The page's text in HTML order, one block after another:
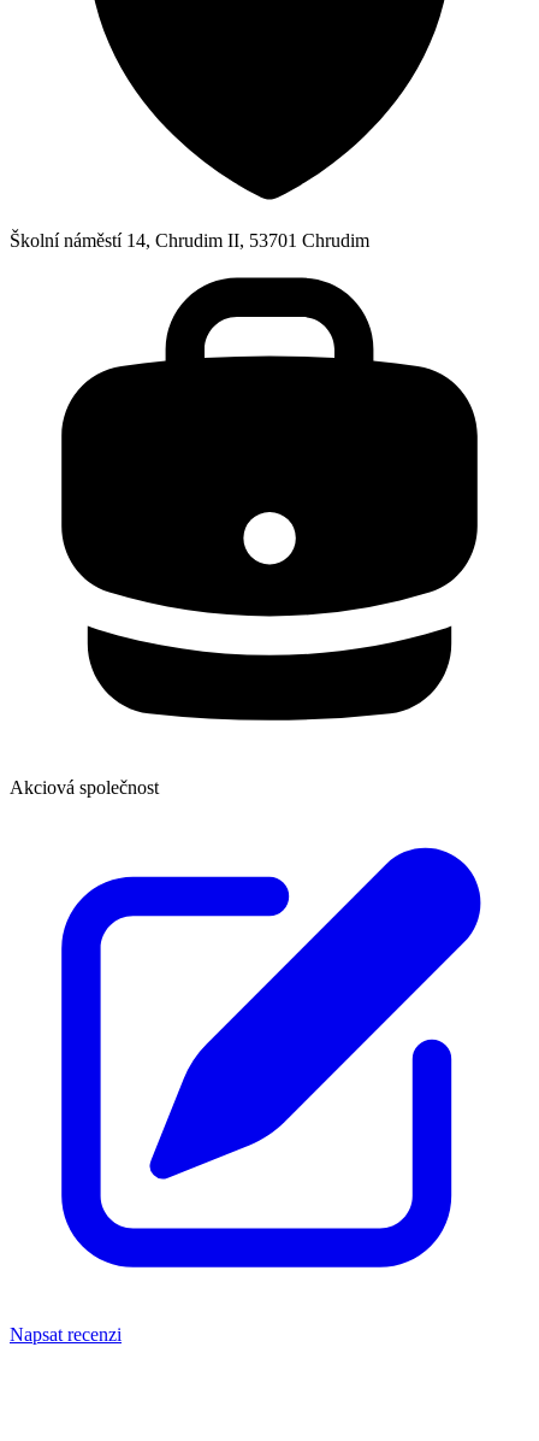
Školní náměstí 14, Chrudim II, 53701 Chrudim
Akciová společnost
Napsat recenzi